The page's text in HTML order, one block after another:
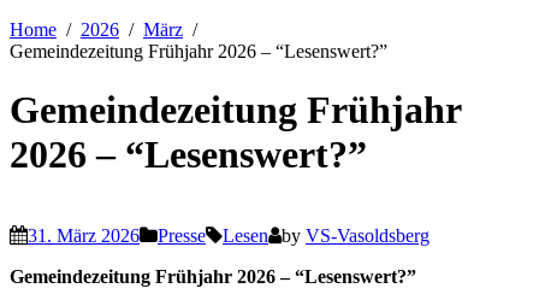
Home
2026
März
Gemeindezeitung Frühjahr 2026 – “Lesenswert?”
Gemeindezeitung Frühjahr
2026 – “Lesenswert?”
31. März 2026 Presse Lesen by VS-Vasoldsberg
Gemeindezeitung Frühjahr 2026 – “Lesenswert?”